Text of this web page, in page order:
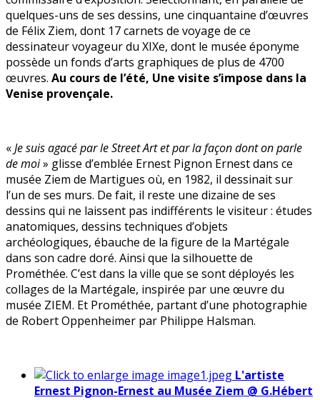
quelques-uns de ses dessins, une cinquantaine d’œuvres
de Félix Ziem, dont 17 carnets de voyage de ce
dessinateur voyageur du XIXe, dont le musée éponyme
possède un fonds d’arts graphiques de plus de 4700
œuvres. Au cours de l’été, Une visite s’impose dans la
Venise provençale.
«Je suis agacé par le Street Art et par la façon dont on parle
de moi» glisse d’emblée Ernest Pignon Ernest dans ce
musée Ziem de Martigues où, en 1982, il dessinait sur
l’un de ses murs. De fait, il reste une dizaine de ses
dessins qui ne laissent pas indifférents le visiteur : études
anatomiques, dessins techniques d’objets
archéologiques, ébauche de la figure de la Martégale
dans son cadre doré. Ainsi que la silhouette de
Prométhée. C’est dans la ville que se sont déployés les
collages de la Martégale, inspirée par une œuvre du
musée ZIEM. Et Prométhée, partant d’une photographie
de Robert Oppenheimer par Philippe Halsman.
L'artiste
Ernest Pignon-Ernest au Musée Ziem @ G.Hébert